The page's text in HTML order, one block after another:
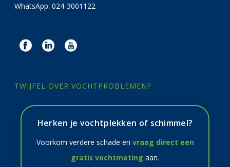
WhatsApp: 024-3001122
TWIJFEL OVER VOCHTPROBLEMEN?
Herken je vochtplekken of schimmel?
Voorkom verdere schade en vraag direct een
gratis vochtmeting aan.